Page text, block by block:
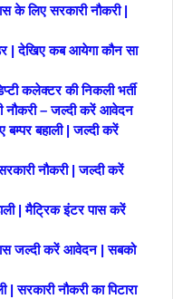
के लिए सरकारी नौकरी |
| देखिए कब आयेगा कौन सा
कलेक्टर की निकली भर्ती
नौकरी – जल्दी करें आवेदन
बहाली | जल्दी करें
नौकरी | जल्दी करें
| मैट्रिक इंटर पास करें
जल्दी करें आवेदन | सबको
| सरकारी नौकरी का पिटारा